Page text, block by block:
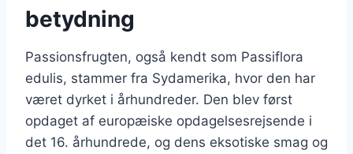
betydning
Passionsfrugten, også kendt som Passiflora
edulis, stammer fra Sydamerika, hvor den har
været dyrket i århundreder. Den blev først
opdaget af europæiske opdagelsesrejsende i
det 16. århundrede, og dens eksotiske smag og